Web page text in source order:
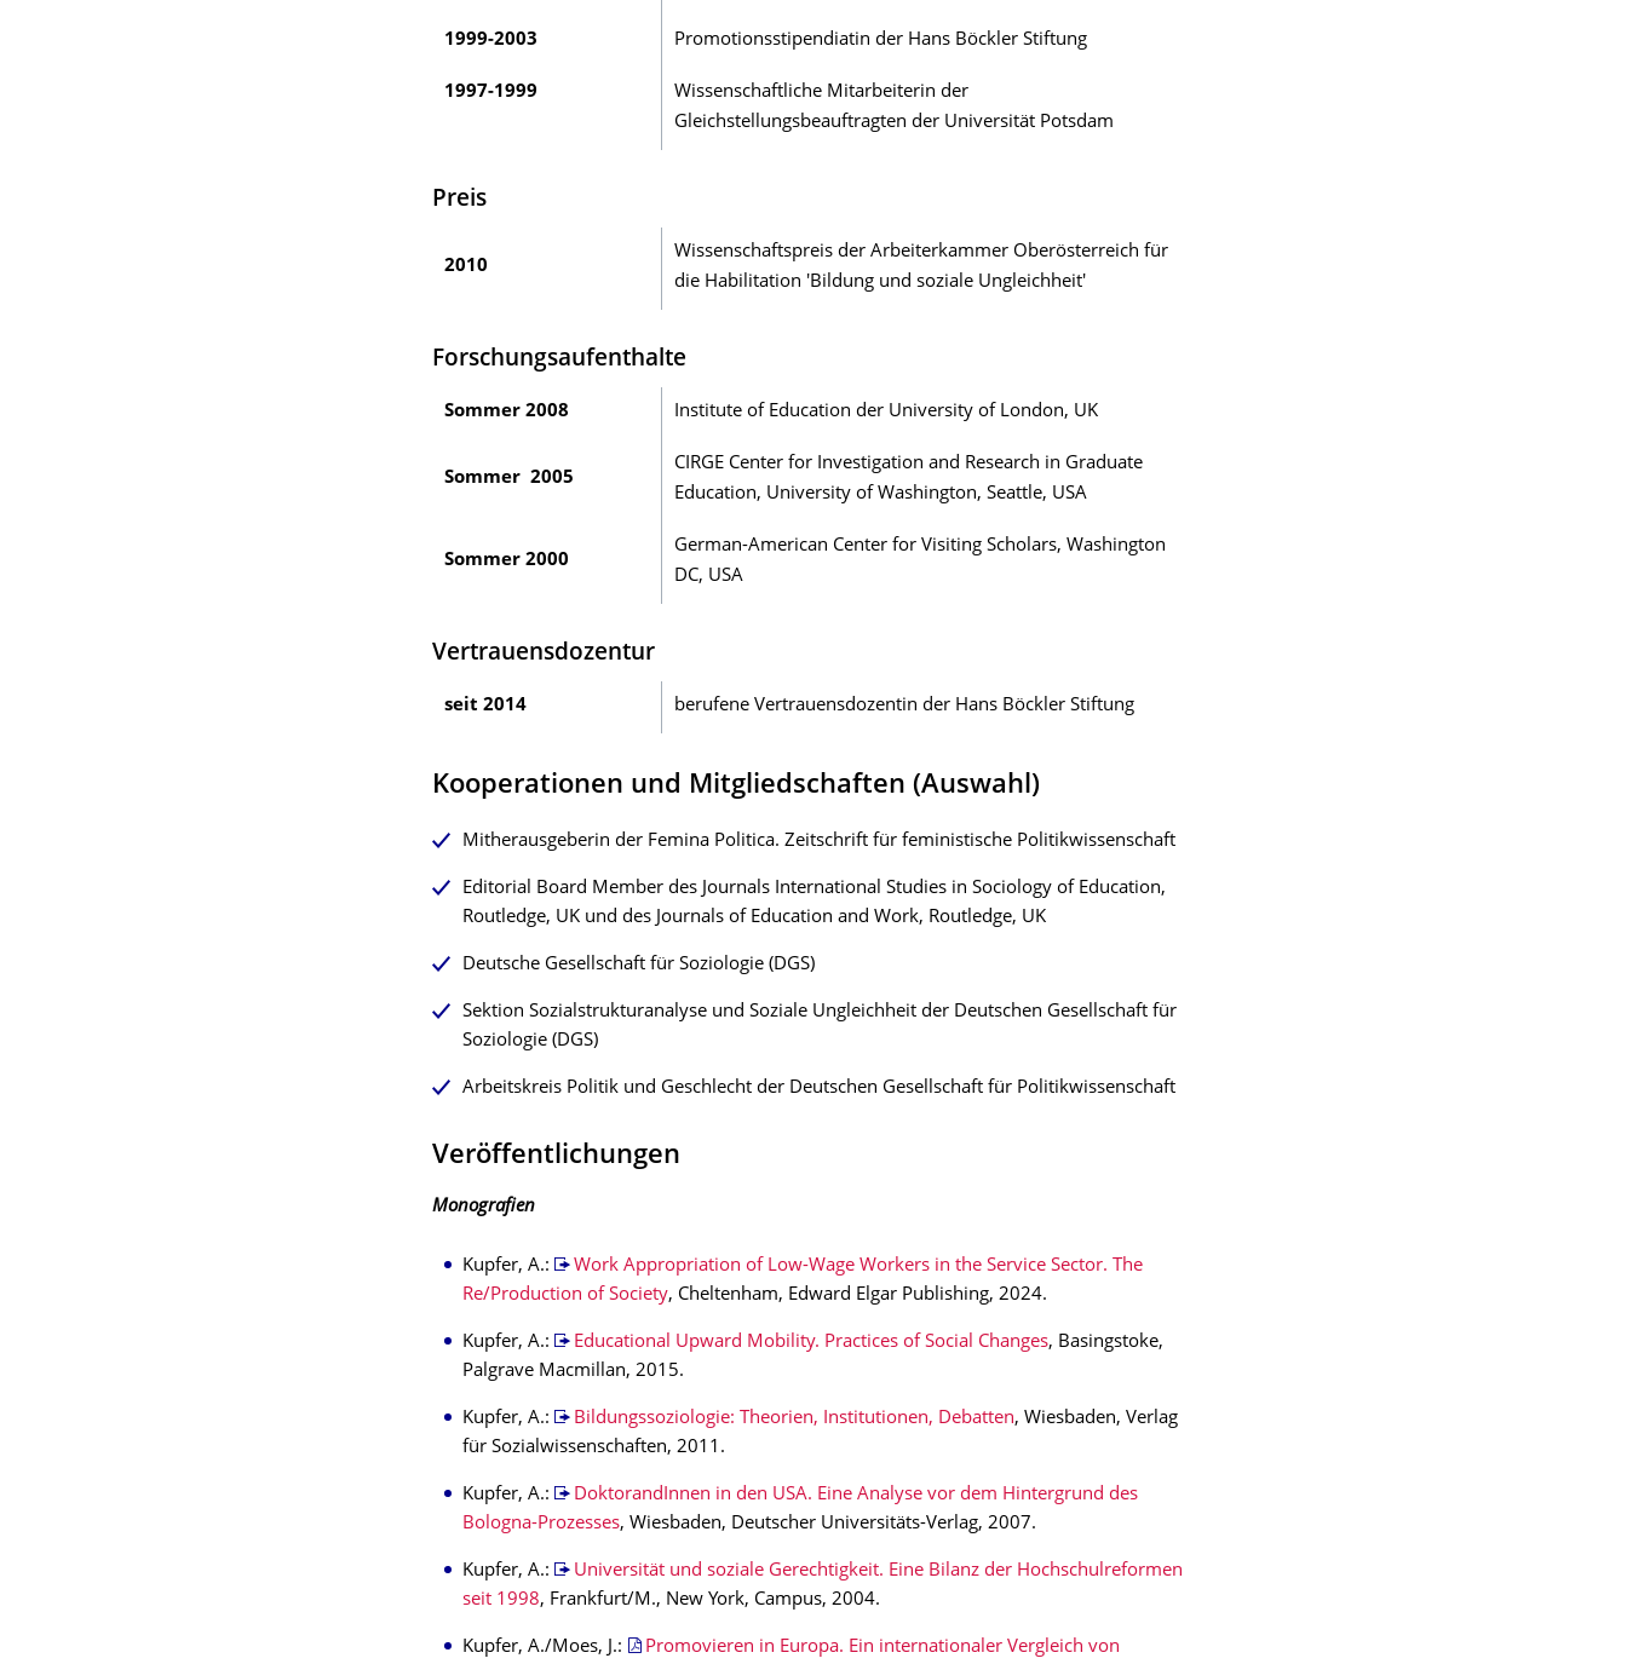
1999-2003 Promotionsstipendiatin der Hans Böckler Stiftung
1997-1999
Wissenschaftliche Mitarbeiterin der
Gleichstellungsbeauftragten der Universität Potsdam
Preis
2010
Wissenschaftspreis der Arbeiterkammer Oberösterreich für
die Habilitation 'Bildung und soziale Ungleichheit'
Forschungsaufenthalte
Sommer 2008 Institute of Education der University of London, UK
Sommer 2005
CIRGE Center for Investigation and Research in Graduate
Education, University of Washington, Seattle, USA
Sommer 2000
German-American Center for Visiting Scholars, Washington
DC, USA
Vertrauensdozentur
seit 2014 berufene Vertrauensdozentin der Hans Böckler Stiftung
Kooperationen und Mitgliedschaften (Auswahl)
Mitherausgeberin der Femina Politica. Zeitschrift für feministische Politikwissenschaft
Editorial Board Member des Journals International Studies in Sociology of Education,
Routledge, UK und des Journals of Education and Work, Routledge, UK
Deutsche Gesellschaft für Soziologie (DGS)
Sektion Sozialstrukturanalyse und Soziale Ungleichheit der Deutschen Gesellschaft für
Soziologie (DGS)
Arbeitskreis Politik und Geschlecht der Deutschen Gesellschaft für Politikwissenschaft
Veröffentlichungen
Monografien
Kupfer, A.:
Work Appropriation of Low-Wage Workers in the Service Sector. The
Re/Production of Society, Cheltenham, Edward Elgar Publishing, 2024.
Kupfer, A.: Educational Upward Mobility. Practices of Social Changes, Basingstoke,
Palgrave Macmillan, 2015.
Kupfer, A.: Bildungssoziologie: Theorien, Institutionen, Debatten, Wiesbaden, Verlag
für Sozialwissenschaften, 2011.
Kupfer, A.:
DoktorandInnen in den USA. Eine Analyse vor dem Hintergrund des
Bologna-Prozesses, Wiesbaden, Deutscher Universitäts-Verlag, 2007.
Kupfer, A.:
Universität und soziale Gerechtigkeit. Eine Bilanz der Hochschulreformen
seit 1998, Frankfurt/M., New York, Campus, 2004.
Kupfer, A./Moes, J.: Promovieren in Europa. Ein internationaler Vergleich von